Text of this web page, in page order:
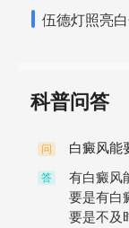
伍德灯照亮
科普问答
问 白癜风能
答
有白癜风
要是有白
要是不及